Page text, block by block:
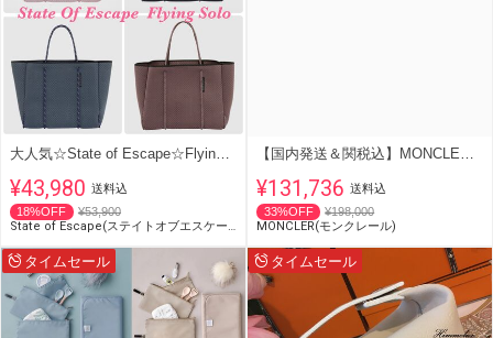
大人気☆State of Escape☆Flying Solo
¥43,980 送料込
18%OFF
¥53,900
State of Escape(ステイトオブエスケープ)
¥131,736 送料込
33%OFF
¥198,000
MONCLER(モンクレール)
タイムセール タイムセール